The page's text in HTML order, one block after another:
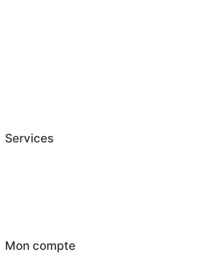
Services
Mon compte